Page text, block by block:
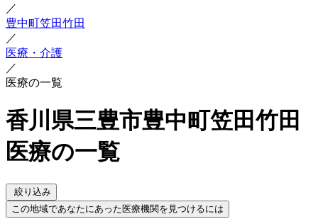
／
豊中町笠田竹田
／
医療・介護
／
医療の一覧
香川県三豊市豊中町笠田竹田
医療の一覧
絞り込み
この地域であなたにあった医療機関を見つけるには